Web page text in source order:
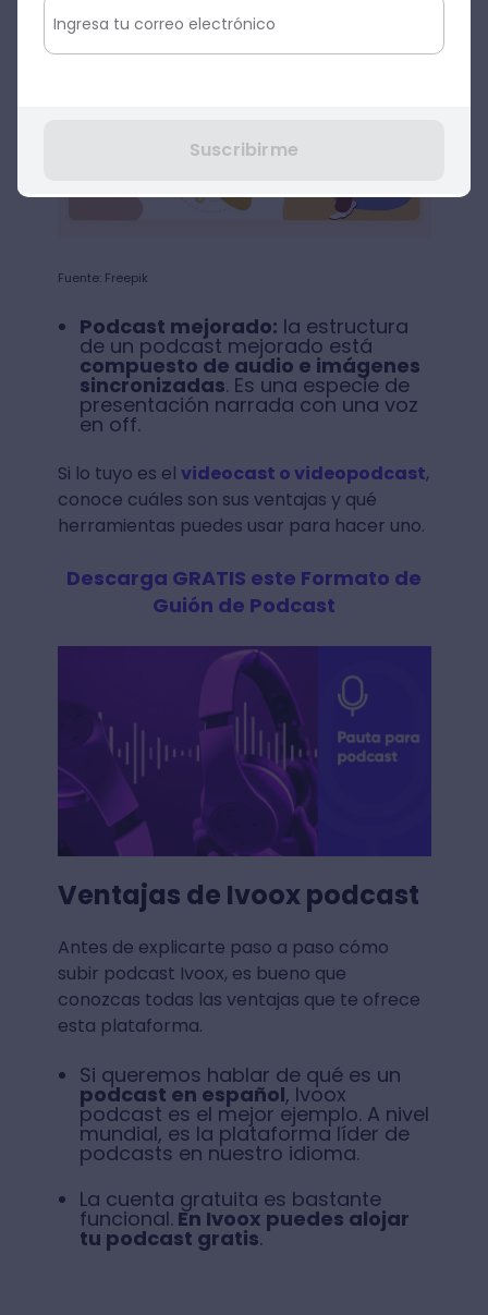
Fuente: Freepik
Podcast mejorado: la estructura
de un podcast mejorado está
compuesto de audio e imágenes
sincronizadas. Es una especie de
presentación narrada con una voz
en off.
Si lo tuyo es el videocast o videopodcast,
conoce cuáles son sus ventajas y qué
herramientas puedes usar para hacer uno.
Descarga GRATIS este Formato de
Guión de Podcast
Ventajas de Ivoox podcast
Antes de explicarte paso a paso cómo
subir podcast Ivoox, es bueno que
conozcas todas las ventajas que te ofrece
esta plataforma.
Si queremos hablar de qué es un
podcast en español, Ivoox
podcast es el mejor ejemplo. A nivel
mundial, es la plataforma líder de
podcasts en nuestro idioma.
La cuenta gratuita es bastante
funcional.En Ivoox puedes alojar
tu podcast gratis.
Suscribirme